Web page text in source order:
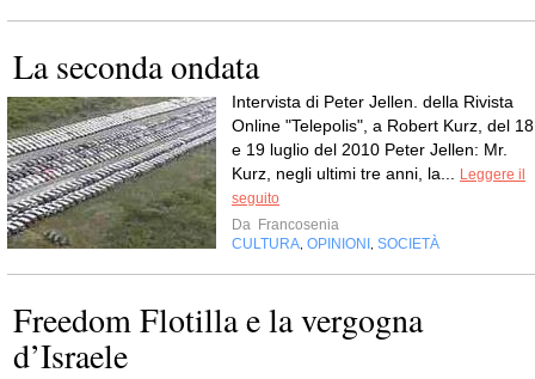
La seconda ondata
Intervista di Peter Jellen. della Rivista
Online "Telepolis", a Robert Kurz, del 18
e 19 luglio del 2010 Peter Jellen: Mr.
Kurz, negli ultimi tre anni, la...
Leggere il
seguito
Da Francosenia
CULTURA OPINIONI SOCIETÀ
Freedom Flotilla e la vergogna
d’Israele